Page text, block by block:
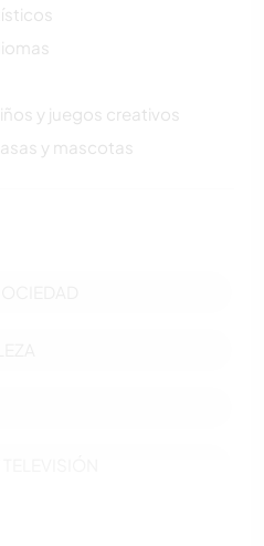
y juegos creativos
y mascotas